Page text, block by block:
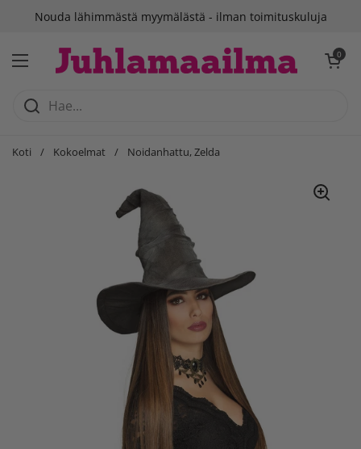
Siirry sisältöön
Nouda lähimmästä myymälästä - ilman toimituskuluja
Avaa valikko
Avaa 0
Koti / Kokoelmat / Noidanhattu, Zelda